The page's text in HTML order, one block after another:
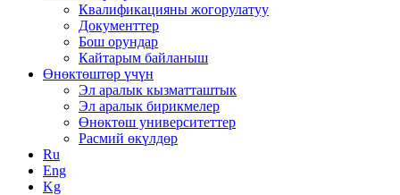
Квалификацияны жогорулатуу
Документтер
Бош орундар
Кайтарым байланыш
Өнөктөштөр үчүн
Эл аралык кызматташтык
Эл аралык бирикмелер
Өнөктөш университеттер
Расмий өкүлдөр
Ru
Eng
Kg